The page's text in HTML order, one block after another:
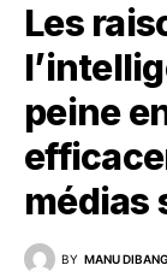
Les
peine
médias
BY MANU